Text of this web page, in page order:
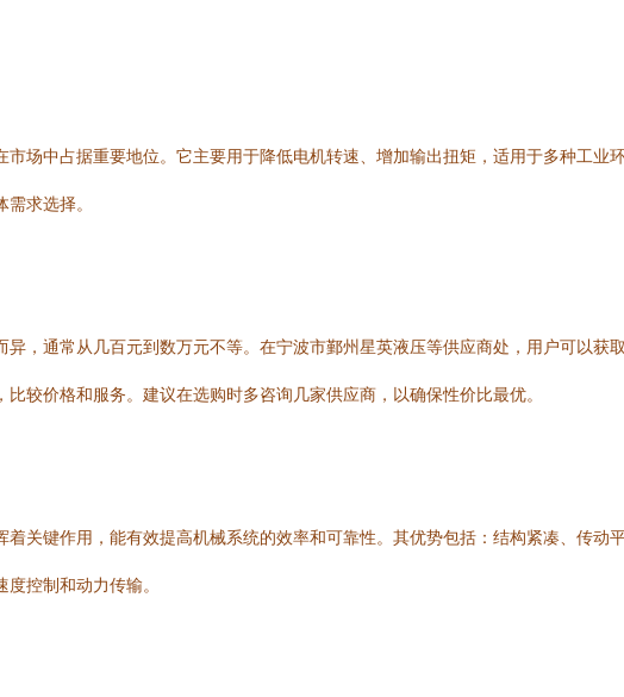
场中占据重要地位。它主要用于降低电机转速、增加输出扭矩，适用于多种工业
求选择。
，通常从几百元到数万元不等。在宁波市鄞州星英液压等供应商处，用户可以获
较价格和服务。建议在选购时多咨询几家供应商，以确保性价比最优。
关键作用，能有效提高机械系统的效率和可靠性。其优势包括：结构紧凑、传动
控制和动力传输。